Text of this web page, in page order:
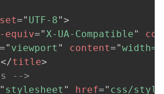
=" UTF-8">
equiv="X-UA-Compatible"
=" viewport " content="
</title>
-->
" stylesheet " href=" css/